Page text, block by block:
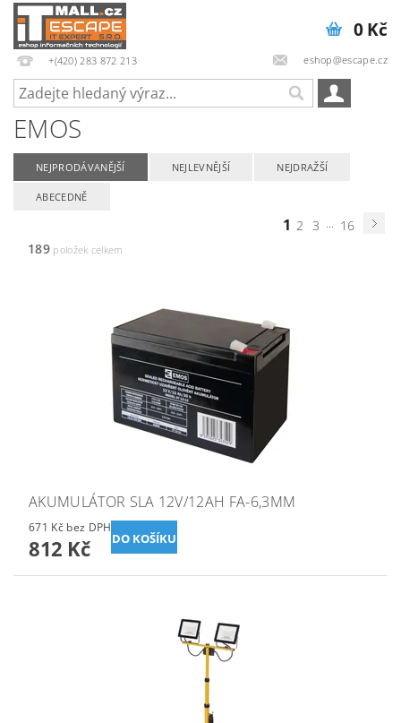
+(420) 283 872 213 eshop@escape.cz
0 Kč
EMOS
NEJPRODÁVANĚJŠÍ NEJLEVNĚJŠÍ NEJDRAŽŠÍ
ABECEDNĚ
1 2 3 ... 16
189položek celkem
AKUMULÁTOR SLA 12V/12AH FA-6,3MM
671 Kč bez DPH
812 Kč